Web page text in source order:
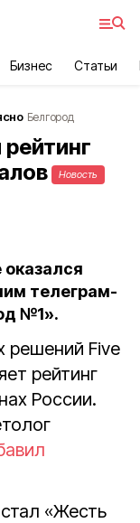
Бизнес Статьи
Белгород
Новость
телеграм-
№1».
решений Five
рейтинг
России.
«Жесть